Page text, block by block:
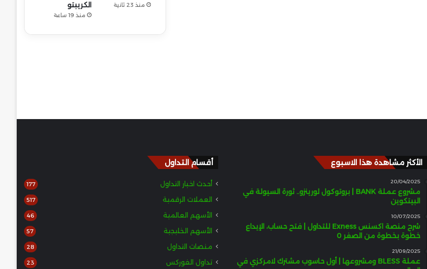
منذ 23 ثانية
الكريبتو
منذ 19 ساعة
الأكثر مشاهدة هذا الاسبوع
20/04/2025
مشروع عملة BANK | بروتوكول لورينزو.. ثورة السيولة في
البيتكوين
10/07/2025
شرح منصة اكسنس Exness للتداول | فتح حساب، الإيداع
خطوة بخطوة من الصفر 0
21/09/2025
عملة BLESS ومشروعها | أول حاسوب مشترك لامركزي في
أقسام التداول
أحدث اخبار التداول 177
العملات الرقمية 517
الأسهم العالمية 46
الأسهم الخليجية 57
منصات التداول 28
تداول الفوركس 23